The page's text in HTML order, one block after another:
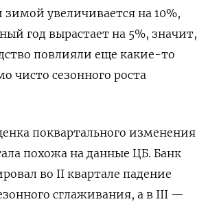
зимой увеличивается на 10%,
год вырастает на 5%, значит,
повлияли еще какие-то
чисто сезонного роста
поквартального изменения
похожа на данные ЦБ. Банк
во II квартале падение
сглаживания, а в III —